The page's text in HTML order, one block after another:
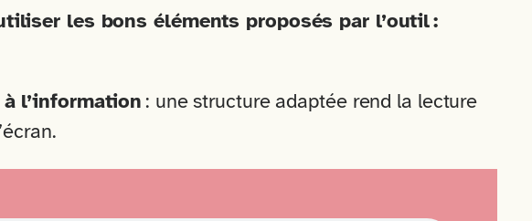
les bons éléments proposés par l’outil :
l’information : une structure adaptée rend la lecture